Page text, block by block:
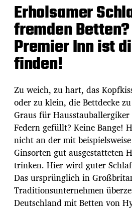
Erholsamer
fremden
Premier Inn ist
finden!
Zu weich, zu hart, das
oder zu klein, die Bettdecke
Graus für
Federn gefüllt? Keine Bange!
nicht an der mit
Ginsorten gut ausgestatteten
trinken. Hier wird guter
Das ursprünglich in
Traditionsunternehmen
Deutschland mit Betten von